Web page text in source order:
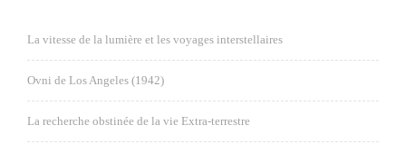
La vitesse de la lumière et les voyages interstellaires
Ovni de Los Angeles (1942)
La recherche obstinée de la vie Extra-terrestre